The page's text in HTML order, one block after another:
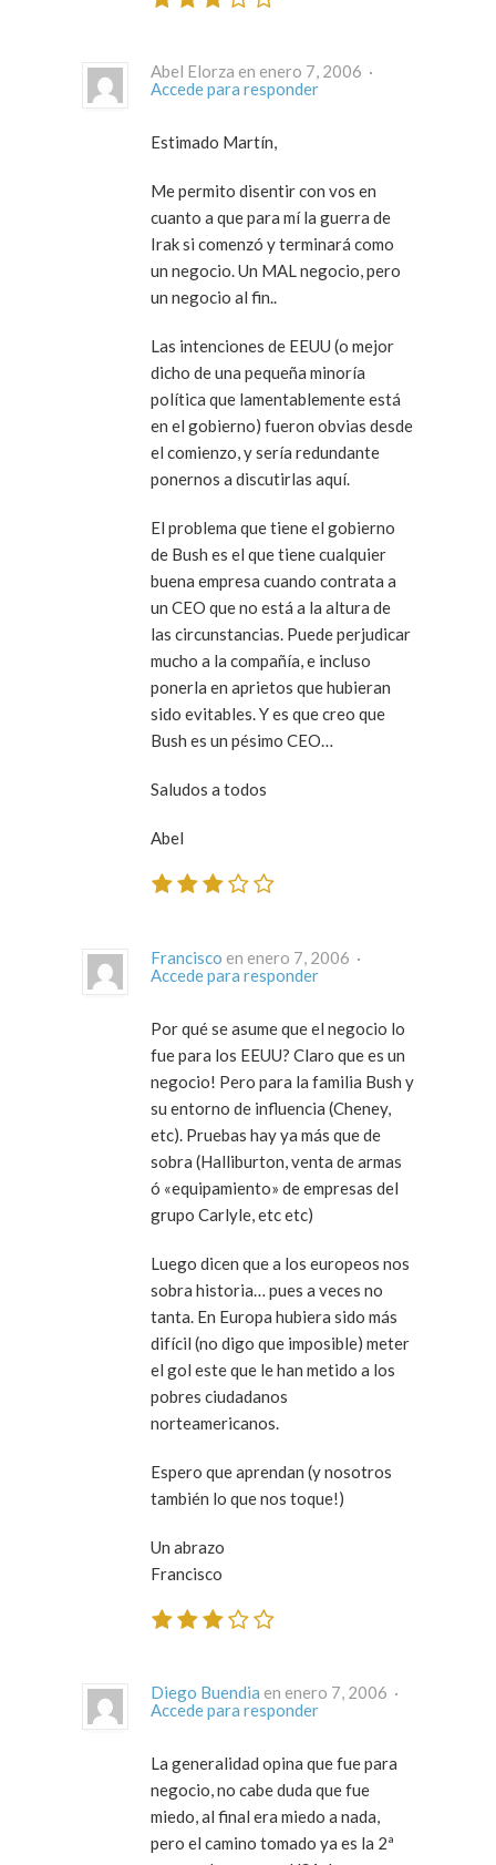
Abel Elorza en enero 7, 2006 ·
Accede para responder
Estimado Martín,
Me permito disentir con vos en
cuanto a que para mí la guerra de
Irak si comenzó y terminará como
un negocio. Un MAL negocio, pero
un negocio al fin..
Las intenciones de EEUU (o mejor
dicho de una pequeña minoría
política que lamentablemente está
en el gobierno) fueron obvias desde
el comienzo, y sería redundante
ponernos a discutirlas aquí.
El problema que tiene el gobierno
de Bush es el que tiene cualquier
buena empresa cuando contrata a
un CEO que no está a la altura de
las circunstancias. Puede perjudicar
mucho a la compañía, e incluso
ponerla en aprietos que hubieran
sido evitables. Y es que creo que
Bush es un pésimo CEO…
Saludos a todos
Abel
Francisco
en enero 7, 2006 ·
Accede para responder
Por qué se asume que el negocio lo
fue para los EEUU? Claro que es un
negocio! Pero para la familia Bush y
su entorno de influencia (Cheney,
etc). Pruebas hay ya más que de
sobra (Halliburton, venta de armas
ó «equipamiento» de empresas del
grupo Carlyle, etc etc)
Luego dicen que a los europeos nos
sobra historia… pues a veces no
tanta. En Europa hubiera sido más
difícil (no digo que imposible) meter
el gol este que le han metido a los
pobres ciudadanos
norteamericanos.
Espero que aprendan (y nosotros
también lo que nos toque!)
Un abrazo
Francisco
Diego Buendia
en enero 7, 2006 ·
Accede para responder
La generalidad opina que fue para
negocio, no cabe duda que fue
miedo, al final era miedo a nada,
pero el camino tomado ya es la 2ª